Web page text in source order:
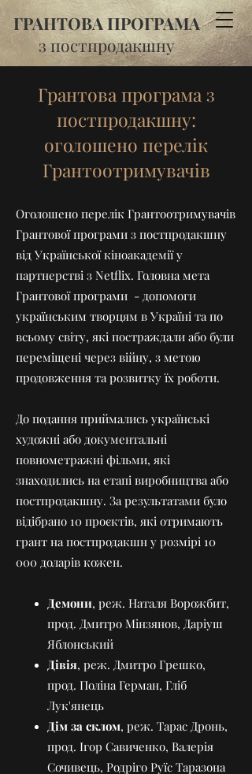
ГРАНТОВА ПРОГРАМА
з постпродакшну
Грантова програма з
постпродакшну:
оголошено перелік
Грантоотримувачів
Оголошено перелік Грантоотримувачів
Грантової програми з постпродакшну
від Української кіноакадемії у
партнерстві з Netflix. Головна мета
Грантової програми - допомоги
українським творцям в Україні та по
всьому світу, які постраждали або були
переміщені через війну, з метою
продовження та розвитку їх роботи.
До подання приймались українські
художні або документальні
повнометражні фільми, які
знаходились на етапі виробництва або
постпродакшну. За результатами було
відібрано 10 проєктів, які отримають
грант на постпродакшн у розмірі 10
000 доларів кожен.
Демони, реж. Наталя Ворожбит,
прод. Дмитро Мінзянов, Даріуш
Яблонський
Дівія, реж. Дмитро Грешко,
прод. Поліна Герман, Гліб
Лук'янець
Дім за склом, реж. Тарас Дронь,
прод. Ігор Савиченко, Валерія
Сочивець, Родріго Руїс Таразона